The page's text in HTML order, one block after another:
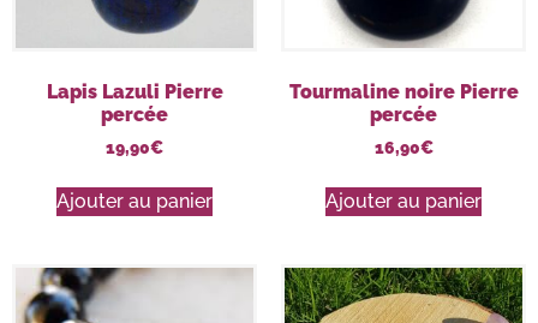
Lapis Lazuli Pierre
percée
19,90€
Ajouter au panier
Tourmaline noire Pierre
percée
16,90€
Ajouter au panier